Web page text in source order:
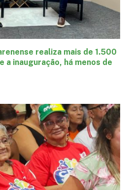
realiza mais de 1.500
a inauguração, há menos de